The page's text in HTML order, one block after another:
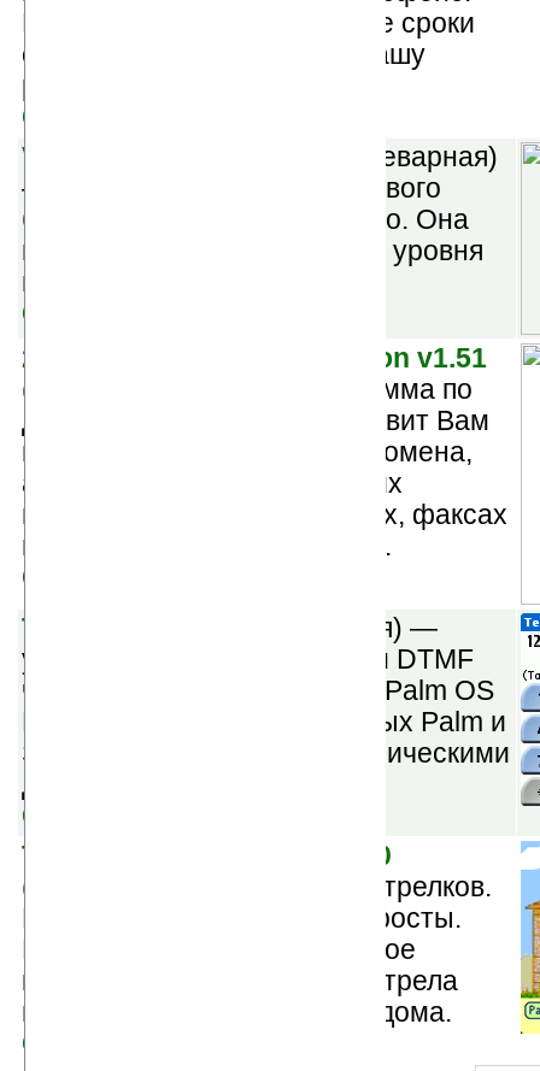
Благодаря ей, Вы в короткие сроки
сможете оптимизировать вашу
работу на КПК.
Скачать
VolumeCare Pro v6.12
(шареварная)
— утилита для снятия звукового
барьера на смартфонах Treo. Она
позволяет снять блокировку уровня
громкости.
Скачать
2day — a «today» application v1.51
(шареварная) — эта программа по
доменному имени предоставит Вам
информацию о владельце домена,
администраторах домена, их
именах, адресах, телефонах, факсах
и сетевых почтовых ящиках.
Скачать
TeleTone v2.14
(шареварная) —
утилита для звонков тонами DTMF
через встроенный динамик Palm OS
КПК. Только для современных Palm и
Sony, оснащенных полифоническими
динамиками.
Скачать
The House Of Shooters v1.0
(шареварная) — игра Дом стрелков.
Правила этой игры очень просты.
Нужно набрать максимальное
количество очков путем отстрела
воинствующих обитателей дома.
Скачать